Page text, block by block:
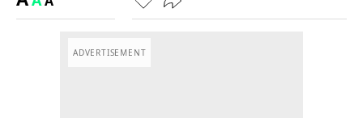
ADVERTISEMENT